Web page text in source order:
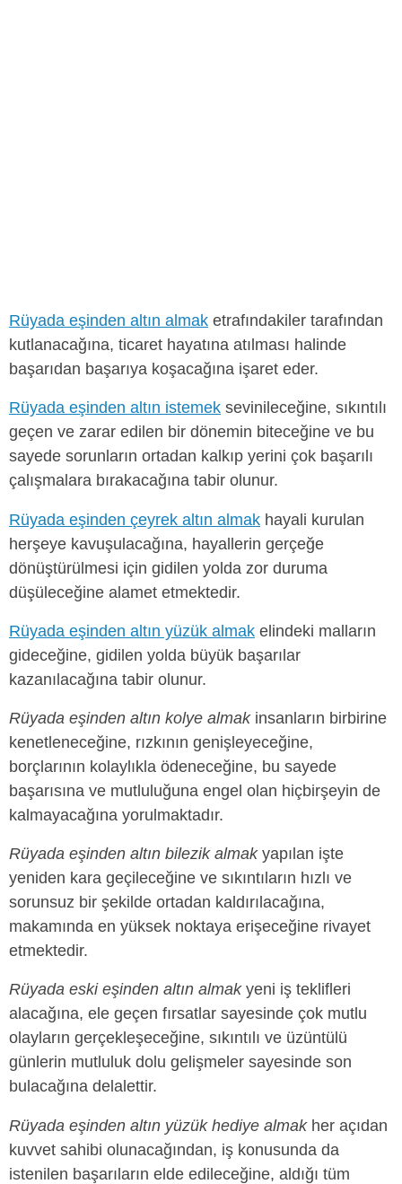
Rüyada eşinden altın almak etrafındakiler tarafından
kutlanacağına, ticaret hayatına atılması halinde
başarıdan başarıya koşacağına işaret eder.
Rüyada eşinden altın istemek sevinileceğine, sıkıntılı
geçen ve zarar edilen bir dönemin biteceğine ve bu
sayede sorunların ortadan kalkıp yerini çok başarılı
çalışmalara bırakacağına tabir olunur.
Rüyada eşinden çeyrek altın almak hayali kurulan
herşeye kavuşulacağına, hayallerin gerçeğe
dönüştürülmesi için gidilen yolda zor duruma
düşüleceğine alamet etmektedir.
Rüyada eşinden altın yüzük almak elindeki malların
gideceğine, gidilen yolda büyük başarılar
kazanılacağına tabir olunur.
Rüyada eşinden altın kolye almakinsanların birbirine
kenetleneceğine, rızkının genişleyeceğine,
borçlarının kolaylıkla ödeneceğine, bu sayede
başarısına ve mutluluğuna engel olan hiçbirşeyin de
kalmayacağına yorulmaktadır.
Rüyada eşinden altın bilezik almakyapılan işte
yeniden kara geçileceğine ve sıkıntıların hızlı ve
sorunsuz bir şekilde ortadan kaldırılacağına,
makamında en yüksek noktaya erişeceğine rivayet
etmektedir.
Rüyada eski eşinden altın almakyeni iş teklifleri
alacağına, ele geçen fırsatlar sayesinde çok mutlu
olayların gerçekleşeceğine, sıkıntılı ve üzüntülü
günlerin mutluluk dolu gelişmeler sayesinde son
bulacağına delalettir.
Rüyada eşinden altın yüzük hediye almakher açıdan
kuvvet sahibi olunacağından, iş konusunda da
istenilen başarıların elde edileceğine, aldığı tüm